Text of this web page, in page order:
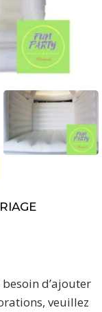
d’ajouter
veuillez